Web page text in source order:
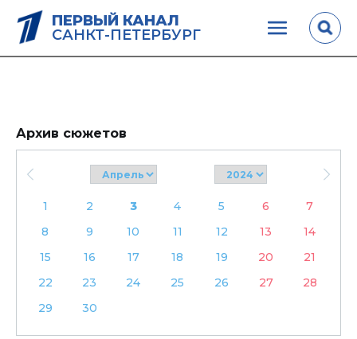
ПЕРВЫЙ КАНАЛ
САНКТ-ПЕТЕРБУРГ
Архив сюжетов
1 2 3 4 5 6
7
8
9 10 11 12 13
14
15
16 17 18 19 20
21
22
23 24 25 26 27
28
29
30